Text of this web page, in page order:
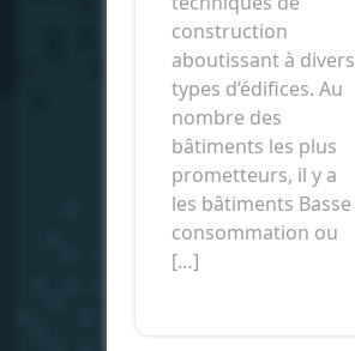
construction
aboutissant à divers
types d’édifices. Au
nombre des
bâtiments les plus
prometteurs, il y a
les bâtiments Basse
consommation ou
[…]